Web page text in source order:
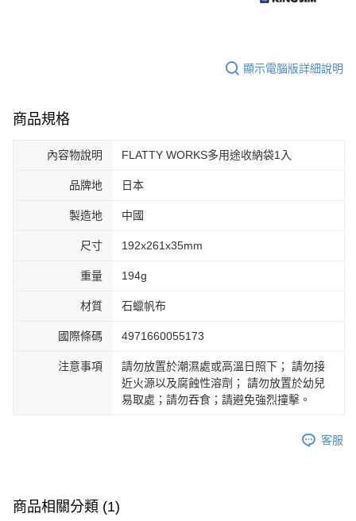
顯示電腦版詳細說明
商品規格
內容物說明 FLATTY WORKS多用途收納袋1入
品牌地 日本
製造地 中國
尺寸 192x261x35mm
重量 194g
材質 石蠟帆布
國際條碼 4971660055173
注意事項
請勿放置於潮濕處或高溫日照下； 請勿接
近火源以及腐蝕性溶劑； 請勿放置於幼兒
易取處；請勿吞食；請避免強烈撞擊。
客服
商品相關分類 (1)